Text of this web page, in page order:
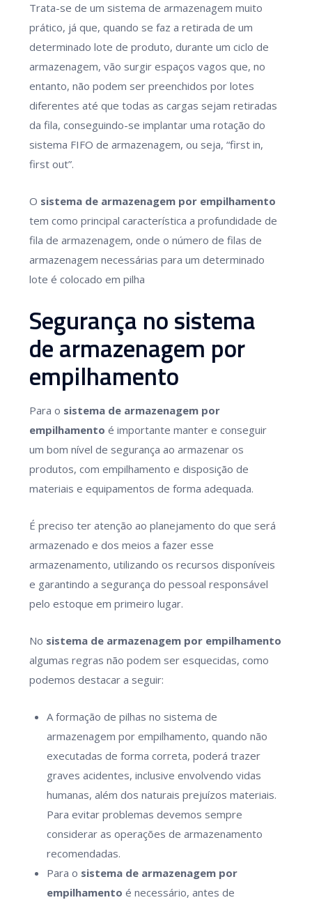
Trata-se de um sistema de armazenagem muito
prático, já que, quando se faz a retirada de um
determinado lote de produto, durante um ciclo de
armazenagem, vão surgir espaços vagos que, no
entanto, não podem ser preenchidos por lotes
diferentes até que todas as cargas sejam retiradas
da fila, conseguindo-se implantar uma rotação do
sistema FIFO de armazenagem, ou seja, “first in,
first out”.
O sistema de armazenagem por empilhamento
tem como principal característica a profundidade de
fila de armazenagem, onde o número de filas de
armazenagem necessárias para um determinado
lote é colocado em pilha
Segurança no sistema
de armazenagem por
empilhamento
Para o sistema de armazenagem por
empilhamento é importante manter e conseguir
um bom nível de segurança ao armazenar os
produtos, com empilhamento e disposição de
materiais e equipamentos de forma adequada.
É preciso ter atenção ao planejamento do que será
armazenado e dos meios a fazer esse
armazenamento, utilizando os recursos disponíveis
e garantindo a segurança do pessoal responsável
pelo estoque em primeiro lugar.
No sistema de armazenagem por empilhamento
algumas regras não podem ser esquecidas, como
podemos destacar a seguir:
A formação de pilhas no sistema de
armazenagem por empilhamento, quando não
executadas de forma correta, poderá trazer
graves acidentes, inclusive envolvendo vidas
humanas, além dos naturais prejuízos materiais.
Para evitar problemas devemos sempre
considerar as operações de armazenamento
recomendadas.
Para o sistema de armazenagem por
empilhamento é necessário, antes de